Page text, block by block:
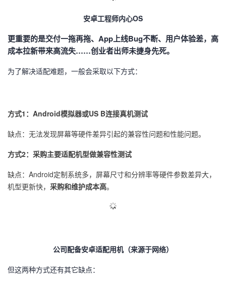
安卓工程师内心OS
更重要的是交付一拖再拖、App上线Bug不断、用户体验差，高
成本拉新带来高流失……创业者出师未捷身先死。
为了解决适配难题，一般会采取以下方式：
方式1：Android模拟器或US B连接真机测试
缺点：无法发现屏幕等硬件差异引起的兼容性问题和性能问题。
方式2：采购主要适配机型做兼容性测试
缺点：Android定制系统多，屏幕尺寸和分辨率等硬件参数差异大，
机型更新快， 采购和维护成本高。
公司配备安卓适配用机（来源于网络）
但这两种方式还有其它缺点：